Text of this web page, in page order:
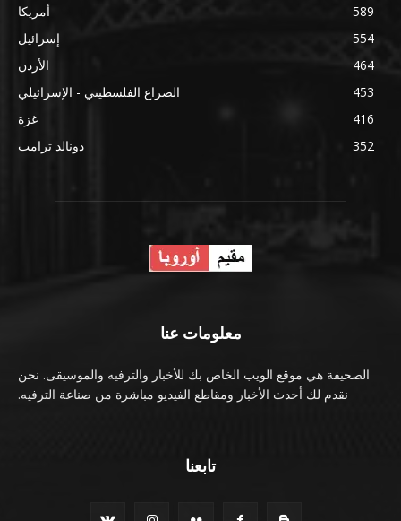
أمريكا
589
إسرائيل
554
الأردن
464
الصراع الفلسطيني - الإسرائيلي
453
غزة
416
دونالد ترامب
352
معلومات عنا
الصحيفة هي موقع الويب الخاص بك للأخبار والترفيه والموسيقى. نحن
نقدم لك أحدث الأخبار ومقاطع الفيديو مباشرة من صناعة الترفيه.
تابعنا